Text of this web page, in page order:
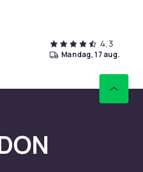
4,3
mandag, 17 aug.